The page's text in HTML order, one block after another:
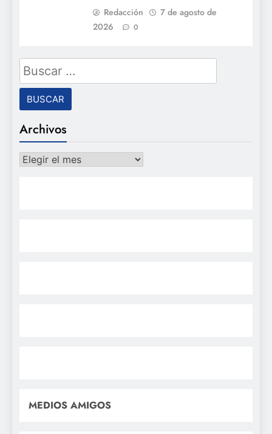
Redacción
7 de agosto de
2026
0
Buscar:
Archivos
Archivos
MEDIOS AMIGOS